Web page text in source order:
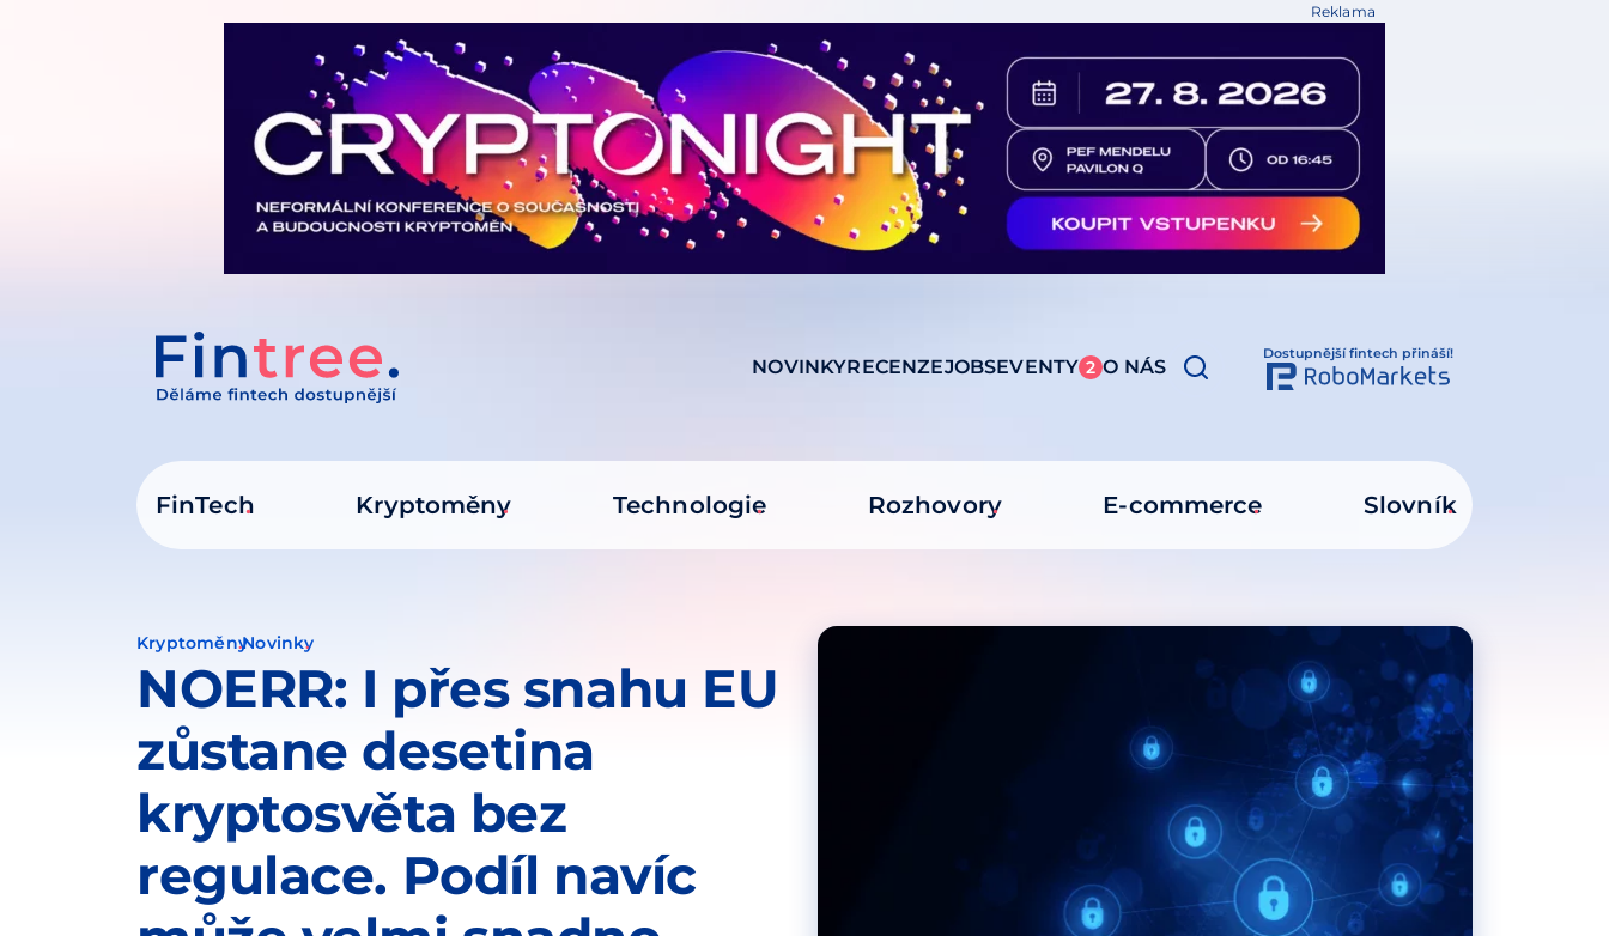
Reklama
NOVINKYRECENZEJOBSEVENTY 2 O NÁS
Dostupnější fintech přináší!
FinTech Kryptoměny Technologie Rozhovory E-commerce Slovník
KryptoměnyNovinky
NOERR: I přes snahu EU
zůstane desetina
kryptosvěta bez
regulace. Podíl navíc